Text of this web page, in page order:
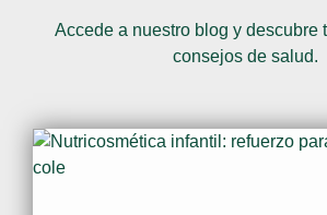
Accede a nuestro blog y descubre
consejos de salud.